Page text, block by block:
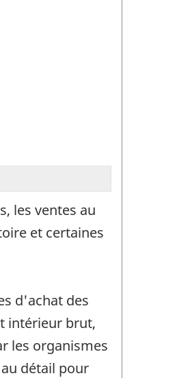
les ventes au
et certaines
d'achat des
intérieur brut,
les organismes
détail pour